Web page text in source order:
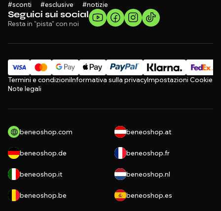
Seguici sui social
Resta in "pista" con noi
#sconti #esclusive #notizie
Termini e condizioniInformativa sulla privacyImpostazioni Cookie
Note legali
beneoshop.com beneoshop.at
beneoshop.de beneoshop.fr
beneoshop.it beneoshop.nl
beneoshop.be beneoshop.es